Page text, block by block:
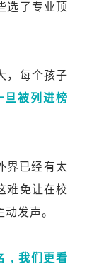
选了专业顶
，每个孩子
旦被列进榜
界已经有太
难免让在校
发声。
，我们更看